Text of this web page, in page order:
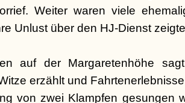
Weiter waren viele
Unlust über den HJ-Dienst
auf der Margaretenhöhe
erzählt und
von zwei Klampfen gesungen